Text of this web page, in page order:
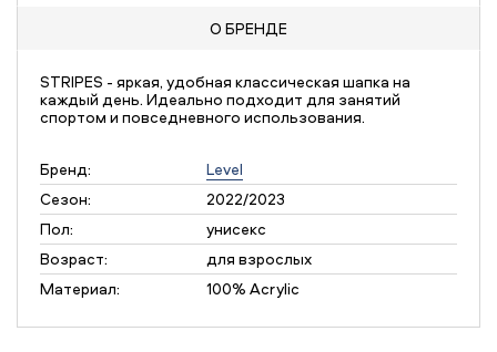
О БРЕНДЕ
STRIPES - яркая, удобная классическая шапка на
каждый день. Идеально подходит для занятий
спортом и повседневного использования.
Бренд:
Level
Сезон:
2022/2023
Пол:
унисекс
Возраст:
для взрослых
Материал:
100% Acrylic